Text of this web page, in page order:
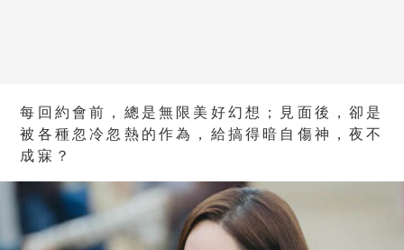
每回約會前，總是無限美好幻想；見面後，卻是
被各種忽冷忽熱的作為，給搞得暗自傷神，夜不
成寐？